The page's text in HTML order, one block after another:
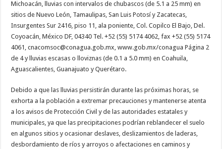
Michoacán, lluvias con intervalos de chubascos (de 5.1 a 25 mm) en
sitios de Nuevo León, Tamaulipas, San Luis Potosí y Zacatecas,
Insurgentes Sur 2416, piso 11, ala poniente, Col. Copilco El Bajo, Del.
Coyoacán, México DF, 04340 Tel. +52 (55) 5174 4062, fax +52 (55) 5174
4061, cnacomsoc@conagua.gob.mx, www.gob.mx/conagua Página 2
de 4 y lluvias escasas o lloviznas (de 0.1 a 5.0 mm) en Coahuila,
Aguascalientes, Guanajuato y Querétaro.
Debido a que las lluvias persistirán durante las próximas horas, se
exhorta a la población a extremar precauciones y mantenerse atenta
a los avisos de Protección Civil y de las autoridades estatales y
municipales, ya que las precipitaciones podrían reblandecer el suelo
en algunos sitios y ocasionar deslaves, deslizamientos de laderas,
desbordamiento de ríos y arroyos o afectaciones en caminos y